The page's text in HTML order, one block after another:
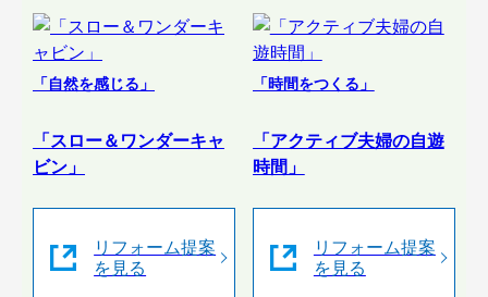
「自然を感じる」
「スロー＆ワンダーキャ
ビン」
リフォーム提案
を見る
「時間をつくる」
「アクティブ夫婦の自遊
時間」
リフォーム提案
を見る